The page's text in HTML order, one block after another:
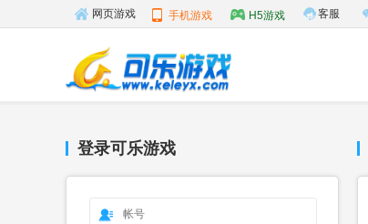
网页游戏 手机游戏 H5游戏 客服
登录可乐游戏